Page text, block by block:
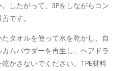
したがって、3Pをしながらコン
です。
タオルを使って水を乾かし、自
ムパウダーを再生し、ヘアドラ
かさないでください。TPE材料